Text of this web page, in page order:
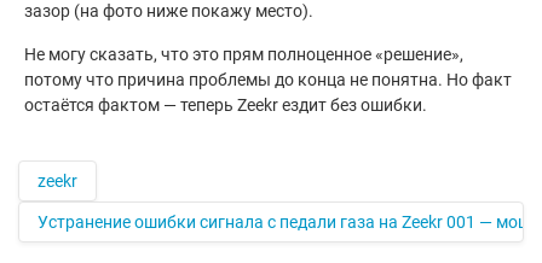
зазор (на фото ниже покажу место).
Не могу сказать, что это прям полноценное «решение»,
потому что причина проблемы до конца не понятна. Но факт
остаётся фактом — теперь Zeekr ездит без ошибки.
zeekr
Устранение ошибки сигнала с педали газа на Zeekr 001 —